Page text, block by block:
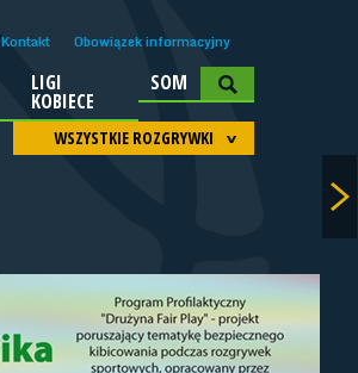
Kontakt Obowiązek informacyjny
LIGI
KOBIECE
SOM
WSZYSTKIE ROZGRYWKI